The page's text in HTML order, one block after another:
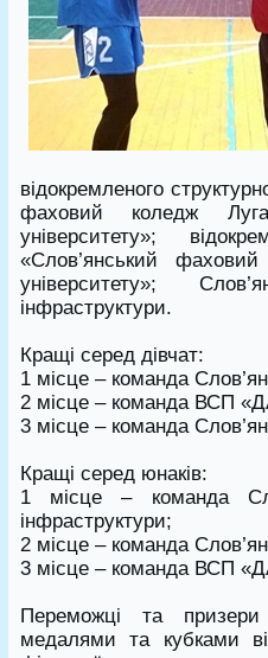
відокремленого
фаховий коледж
університету»;
«Слов’янський фаховий
університету»;
інфраструктури.
Кращі серед дівчат:
1 місце – команда
2 місце – команда ВСП
3 місце – команда
Кращі серед юнаків:
1 місце – команда
інфраструктури;
2 місце – команда
3 місце – команда ВСП
Переможці та призери
медалями та кубками